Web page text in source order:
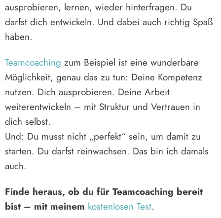
ausprobieren, lernen, wieder hinterfragen. Du
darfst dich entwickeln. Und dabei auch richtig Spaß
haben.
Teamcoaching zum Beispiel ist eine wunderbare
Möglichkeit, genau das zu tun: Deine Kompetenz
nutzen. Dich ausprobieren. Deine Arbeit
weiterentwickeln – mit Struktur und Vertrauen in
dich selbst.
Und: Du musst nicht „perfekt“ sein, um damit zu
starten. Du darfst reinwachsen. Das bin ich damals
auch.
Finde heraus, ob du für Teamcoaching bereit
bist – mit meinem kostenlosen Test.